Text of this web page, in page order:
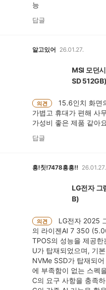
능
답글
알고있어 26.01.27.
MSI 모던
SD 512GB)
의견
15.6인치 화면
가볍고 휴대가 편해 사
가성비 좋은 제품 같아
답글
흥!칫!7478흥흥!! 26.01.27.
LG전자 그
B)
의견
LG전자 2025
의 라이젠AI 7 350
TPOS의 성능을 제공
U가 탑재되었으며, 기
NVMe SSD가 탑재되
에 부족함이 없는 스펙
C의 요구 사항을 충족